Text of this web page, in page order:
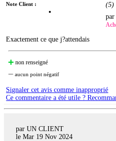
Note Client : (5)
Exactement ce que j?attendais
non renseigné
aucun point négatif
Signaler cet avis comme inapproprié
Ce commentaire a été utile ?
par UN CLIENT
le Mar 19 Nov 2024